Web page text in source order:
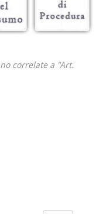
correlate a "Art.